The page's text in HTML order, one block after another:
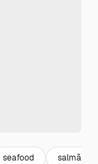
seafood salmão